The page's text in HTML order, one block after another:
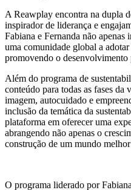
A Reawplay encontra na dupla
inspirador de liderança e
Fabiana e Fernanda não
uma comunidade global a
promovendo o desenvolvimento
Além do programa de
conteúdo para todas as fases da
imagem, autocuidado e
inclusão da temática da
plataforma em oferecer uma
abrangendo não apenas o
construção de um mundo
O programa liderado por